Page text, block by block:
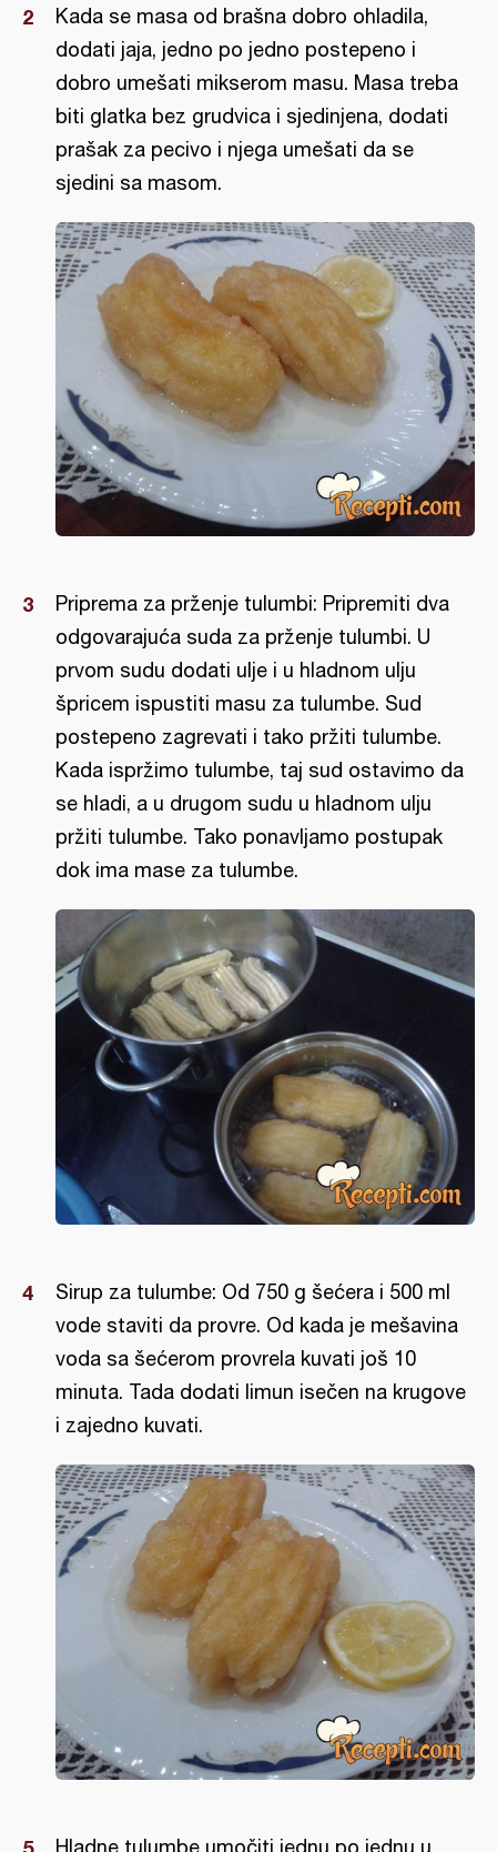
Kada se masa od brašna dobro ohladila,
dodati jaja, jedno po jedno postepeno i
dobro umešati mikserom masu. Masa treba
biti glatka bez grudvica i sjedinjena, dodati
prašak za pecivo i njega umešati da se
sjedini sa masom.
Priprema za prženje tulumbi: Pripremiti dva
odgovarajuća suda za prženje tulumbi. U
prvom sudu dodati ulje i u hladnom ulju
špricem ispustiti masu za tulumbe. Sud
postepeno zagrevati i tako pržiti tulumbe.
Kada ispržimo tulumbe, taj sud ostavimo da
se hladi, a u drugom sudu u hladnom ulju
pržiti tulumbe. Tako ponavljamo postupak
dok ima mase za tulumbe.
Sirup za tulumbe: Od 750 g šećera i 500 ml
vode staviti da provre. Od kada je mešavina
voda sa šećerom provrela kuvati još 10
minuta. Tada dodati limun isečen na krugove
i zajedno kuvati.
Hladne tulumbe umočiti jednu po jednu u